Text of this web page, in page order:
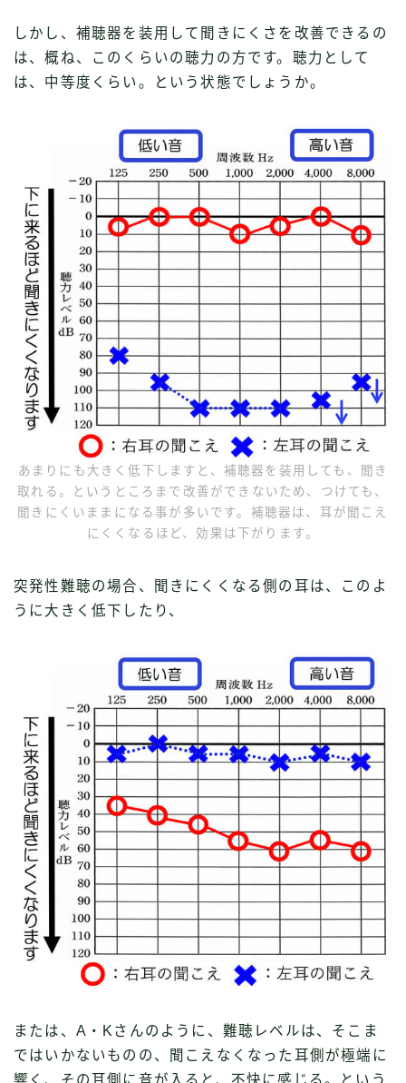
しかし、補聴器を装用して聞きにくさを改善できるの
は、概ね、このくらいの聴力の方です。聴力として
は、中等度くらい。という状態でしょうか。
あまりにも大きく低下しますと、補聴器を装用しても、聞き
取れる。というところまで改善ができないため、つけても、
聞きにくいままになる事が多いです。補聴器は、耳が聞こえ
にくくなるほど、効果は下がります。
突発性難聴の場合、聞きにくくなる側の耳は、このよ
うに大きく低下したり、
または、A・Kさんのように、難聴レベルは、そこま
ではいかないものの、聞こえなくなった耳側が極端に
響く、その耳側に音が入ると、不快に感じる。という